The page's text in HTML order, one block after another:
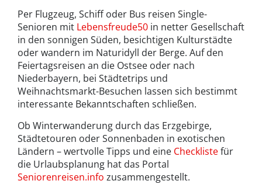
Per Flugzeug, Schiff oder Bus reisen Single-
Senioren mit Lebensfreude50 in netter Gesellschaft
in den sonnigen Süden, besichtigen Kulturstädte
oder wandern im Naturidyll der Berge. Auf den
Feiertagsreisen an die Ostsee oder nach
Niederbayern, bei Städtetrips und
Weihnachtsmarkt-Besuchen lassen sich bestimmt
interessante Bekanntschaften schließen.
Ob Winterwanderung durch das Erzgebirge,
Städtetouren oder Sonnenbaden in exotischen
Ländern – wertvolle Tipps und eine Checklistefür
die Urlaubsplanung hat das Portal
Seniorenreisen.info zusammengestellt.